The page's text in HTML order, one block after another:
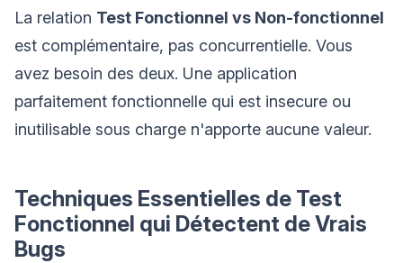
La relation Test Fonctionnel vs Non-fonctionnel
est complémentaire, pas concurrentielle. Vous
avez besoin des deux. Une application
parfaitement fonctionnelle qui est insecure ou
inutilisable sous charge n'apporte aucune valeur.
Techniques Essentielles de Test
Fonctionnel qui Détectent de Vrais
Bugs